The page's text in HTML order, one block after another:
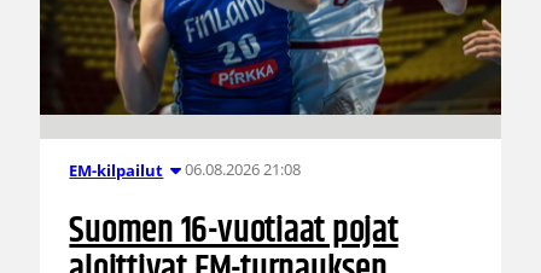
EM-kilpailut 06.08.2026 21:08
Suomen 16-vuotiaat pojat